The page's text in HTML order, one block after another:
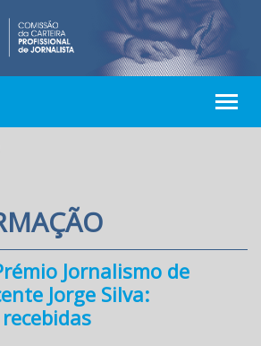
Jornalismo de
Jorge Silva: